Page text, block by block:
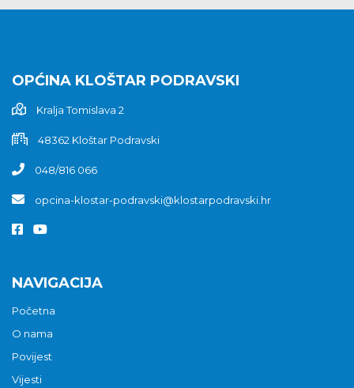
OPĆINA KLOŠTAR PODRAVSKI
Kralja Tomislava 2
48362 Kloštar Podravski
048/816 066
opcina-klostar-podravski@klostarpodravski.hr
NAVIGACIJA
Početna
O nama
Povijest
Vijesti